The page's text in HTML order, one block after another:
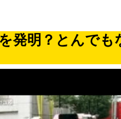
発明？とんでも